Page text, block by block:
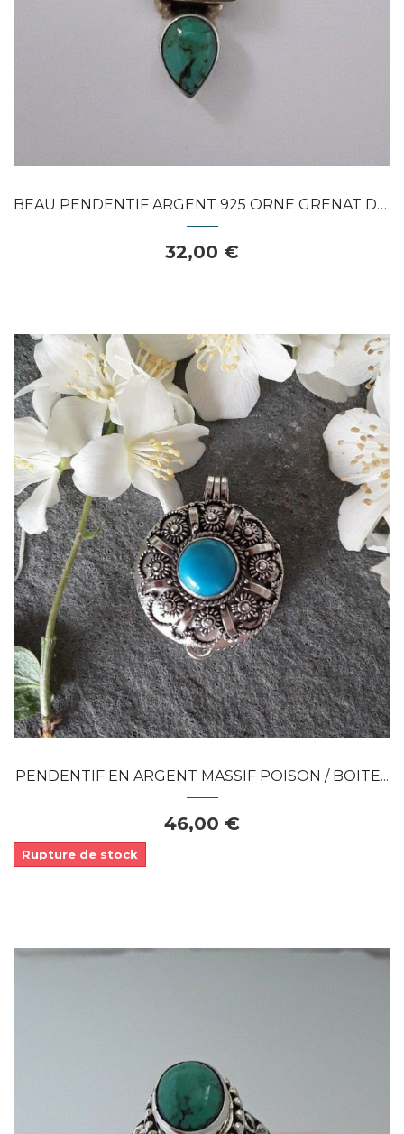
BEAU PENDENTIF ARGENT 925 ORNE GRENAT DE...
32,00 €
Dans mon panier
APERÇU RAPIDE
PENDENTIF EN ARGENT MASSIF POISON / BOITE...
46,00 €
Rupture de stock